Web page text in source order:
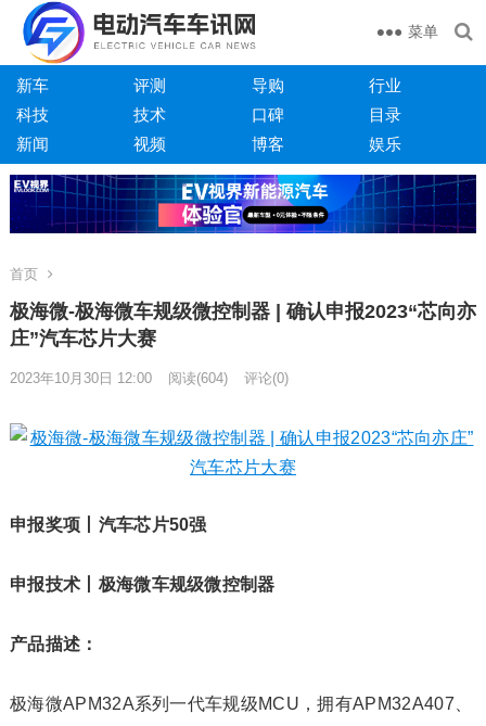
菜单
新车 评测 导购
行业
科技
技术 口碑
目录
新闻
视频 博客 娱乐
首页
极海微-极海微车规级微控制器 | 确认申报2023“芯向亦
庄”汽车芯片大赛
2023年10月30日 12:00 阅读(604) 评论(0)
申报奖项 汽车芯片50强
申报技术 极海微车规级微控制器
产品描述：
极海微APM32A系列一代车规级MCU，拥有APM32A407、